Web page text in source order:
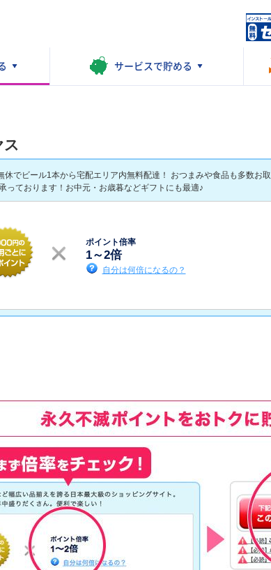
サービスで貯める
でビール1本から宅配エリア内無料配達！ おつまみや食品も多数お取
っております！お中元・お歳暮などギフトにも最適♪
ポイント倍率
1～2倍
自分は何倍になるの？